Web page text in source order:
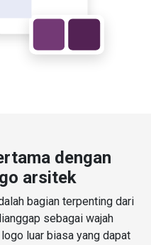
dengan
arsitek
bagian terpenting dari
sebagai wajah
luar biasa yang dapat